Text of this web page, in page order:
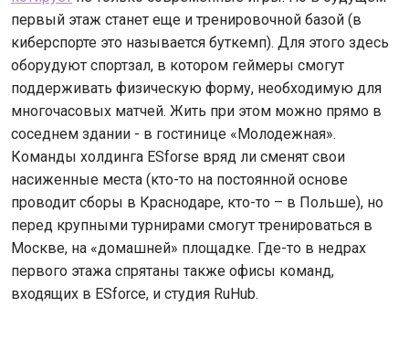
первый этаж станет еще и тренировочной базой (в
киберспорте это называется буткемп). Для этого здесь
оборудуют спортзал, в котором геймеры смогут
поддерживать физическую форму, необходимую для
многочасовых матчей. Жить при этом можно прямо в
соседнем здании - в гостинице «Молодежная».
Команды холдинга ESforse вряд ли сменят свои
насиженные места (кто-то на постоянной основе
проводит сборы в Краснодаре, кто-то – в Польше), но
перед крупными турнирами смогут тренироваться в
Москве, на «домашней» площадке. Где-то в недрах
первого этажа спрятаны также офисы команд,
входящих в ESforce, и студия RuHub.